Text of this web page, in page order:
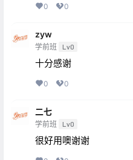
0 0
zyw
学前班 Lv0
十分感谢
0 0
二七
学前班 Lv0
很好用噢谢谢